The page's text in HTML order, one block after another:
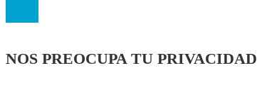
NOS PREOCUPA TU PRIVACIDAD